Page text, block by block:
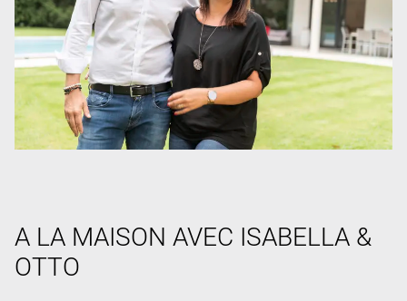
A LA MAISON AVEC ISABELLA &
OTTO